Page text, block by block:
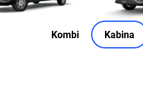
Kombi Kabina